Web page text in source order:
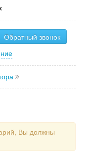
Обратный звонок
Вы должны